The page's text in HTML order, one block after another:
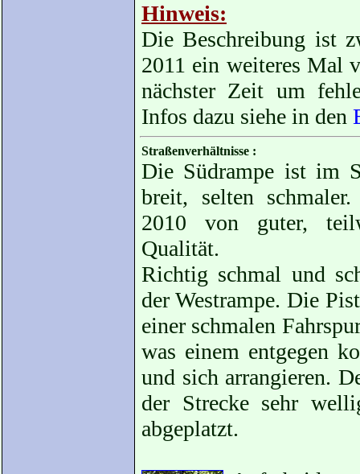
Hinweis:
Die Beschreibung ist
2011 ein weiteres Mal
nächster Zeit um
Infos dazu siehe in den
Straßenverhältnisse :
Die Südrampe ist im
breit, selten
2010 von guter,
Qualität.
Richtig schmal und
der Westrampe. Die
einer schmalen
was einem entgegen
und sich arrangieren.
der Strecke sehr
abgeplatzt.